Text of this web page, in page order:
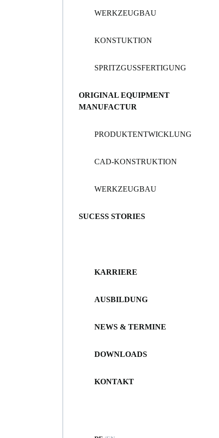
WERKZEUGBAU
KONSTUKTION
SPRITZGUSSFERTIGUNG
ORIGINAL EQUIPMENT
MANUFACTUR
PRODUKTENTWICKLUNG
CAD-KONSTRUKTION
WERKZEUGBAU
SUCESS STORIES
KARRIERE
AUSBILDUNG
NEWS & TERMINE
DOWNLOADS
KONTAKT